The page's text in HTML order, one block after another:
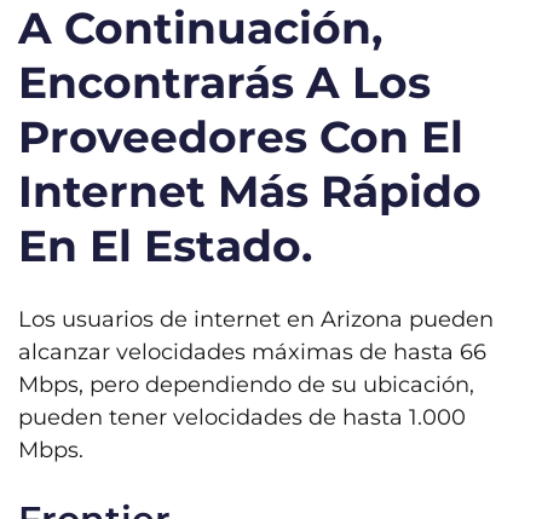
A Continuación,
Encontrarás A Los
Proveedores Con El
Internet Más Rápido
En El Estado.
Los usuarios de internet en Arizona pueden
alcanzar velocidades máximas de hasta 66
Mbps, pero dependiendo de su ubicación,
pueden tener velocidades de hasta 1.000
Mbps.